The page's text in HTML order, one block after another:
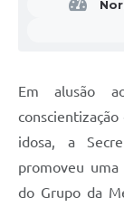
Em alusão
idosa, a
promoveu uma
do Grupo da